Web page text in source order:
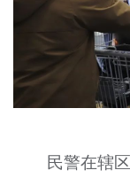
民警在辖